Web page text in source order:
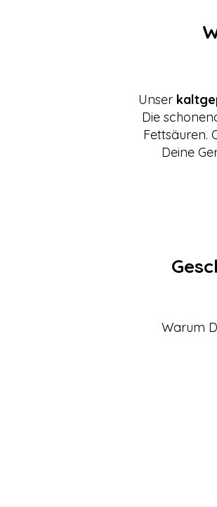
Unser
Die
Fettsäuren.
Deine
Warum